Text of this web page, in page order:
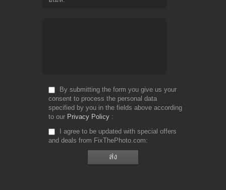
By submitting the form you give us your
consent to process the personal data
specified by you in the fields above according
to our Privacy Policy
I agree to be updated with special offers
and deals from FixThePhoto.com